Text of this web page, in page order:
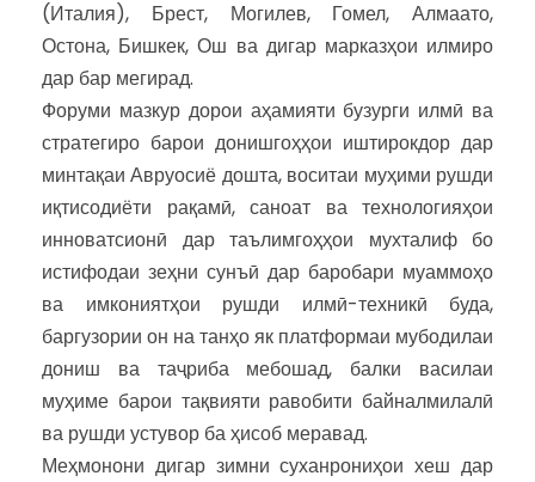
(Италия), Брест, Могилев, Гомел, Алмаато,
Остона, Бишкек, Ош ва дигар марказҳои илмиро
дар бар мегирад.
Форуми мазкур дорои аҳамияти бузурги илмӣ ва
стратегиро барои донишгоҳҳои иштирокдор дар
минтақаи Авруосиё дошта, воситаи муҳими рушди
иқтисодиёти рақамӣ, саноат ва технологияҳои
инноватсионӣ дар таълимгоҳҳои мухталиф бо
истифодаи зеҳни сунъӣ дар баробари муаммоҳо
ва имкониятҳои рушди илмӣ-техникӣ буда,
баргузории он на танҳо як платформаи мубодилаи
дониш ва таҷриба мебошад, балки василаи
муҳиме барои тақвияти равобити байналмилалӣ
ва рушди устувор ба ҳисоб меравад.
Меҳмонони дигар зимни суханрониҳои хеш дар